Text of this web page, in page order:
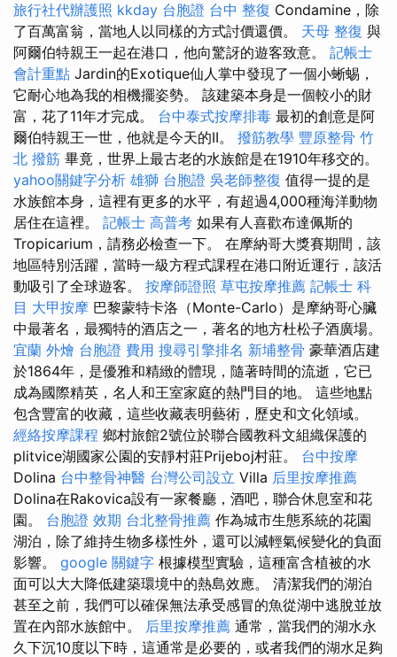
旅行社代辦護照 kkday 台胞證 台中 整復 Condamine，除
了百萬富翁，當地人以同樣的方式討價還價。 天母 整復 與
阿爾伯特親王一起在港口，他向驚訝的遊客致意。 記帳士
會計重點 Jardin的Exotique仙人掌中發現了一個小蜥蜴，
它耐心地為我的相機擺姿勢。 該建築本身是一個較小的財
富，花了11年才完成。 台中泰式按摩排毒 最初的創意是阿
爾伯特親王一世，他就是今天的II。 撥筋教學 豐原整骨 竹
北 撥筋 畢竟，世界上最古老的水族館是在1910年移交的。
yahoo關鍵字分析 雄獅 台胞證 吳老師整復 值得一提的是
水族館本身，這裡有更多的水平，有超過4,000種海洋動物
居住在這裡。 記帳士 高普考 如果有人喜歡布達佩斯的
Tropicarium，請務必檢查一下。 在摩納哥大獎賽期間，該
地區特別活躍，當時一級方程式課程在港口附近運行，該活
動吸引了全球遊客。 按摩師證照 草屯按摩推薦 記帳士 科
目 大甲按摩 巴黎蒙特卡洛（Monte-Carlo）是摩納哥心臟
中最著名，最獨特的酒店之一，著名的地方杜松子酒廣場。
宜蘭 外燴 台胞證 費用 搜尋引擎排名 新埔整骨 豪華酒店建
於1864年，是優雅和精緻的體現，隨著時間的流逝，它已
成為國際精英，名人和王室家庭的熱門目的地。 這些地點
包含豐富的收藏，這些收藏表明藝術，歷史和文化領域。
經絡按摩課程 鄉村旅館2號位於聯合國教科文組織保護的
plitvice湖國家公園的安靜村莊Prijeboj村莊。 台中按摩
Dolina 台中整骨神醫 台灣公司設立 Villa 后里按摩推薦
Dolina在Rakovica設有一家餐廳，酒吧，聯合休息室和花
園。 台胞證 效期 台北整骨推薦 作為城市生態系統的花園
湖泊，除了維持生物多樣性外，還可以減輕氣候變化的負面
影響。 google 關鍵字 根據模型實驗，這種富含植被的水
面可以大大降低建築環境中的熱島效應。 清潔我們的湖泊
甚至之前，我們可以確保無法承受感冒的魚從湖中逃脫並放
置在內部水族館中。 后里按摩推薦 通常，當我們的湖水永
久下沉10度以下時，這通常是必要的，或者我們的湖水足夠